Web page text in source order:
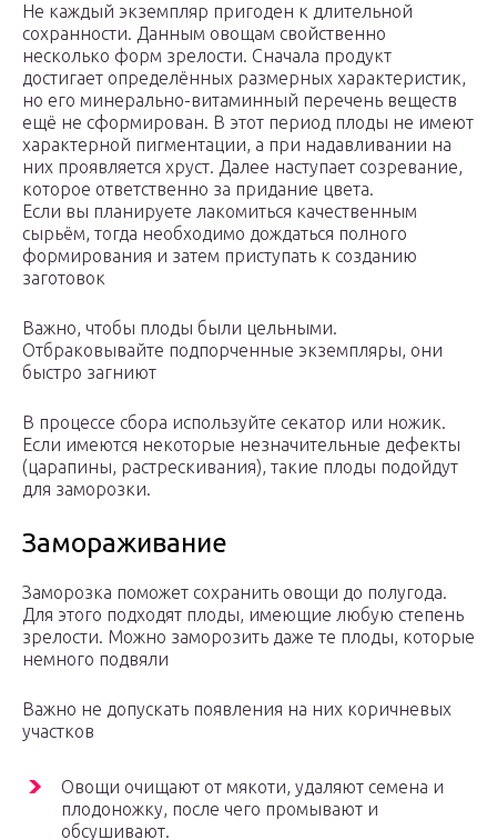
Не каждый экземпляр пригоден к длительной
сохранности. Данным овощам свойственно
несколько форм зрелости. Сначала продукт
достигает определённых размерных характеристик,
но его минерально-витаминный перечень веществ
ещё не сформирован. В этот период плоды не имеют
характерной пигментации, а при надавливании на
них проявляется хруст. Далее наступает созревание,
которое ответственно за придание цвета.
Если вы планируете лакомиться качественным
сырьём, тогда необходимо дождаться полного
формирования и затем приступать к созданию
заготовок
Важно, чтобы плоды были цельными.
Отбраковывайте подпорченные экземпляры, они
быстро загниют
В процессе сбора используйте секатор или ножик.
Если имеются некоторые незначительные дефекты
(царапины, растрескивания), такие плоды подойдут
для заморозки.
Замораживание
Заморозка поможет сохранить овощи до полугода.
Для этого подходят плоды, имеющие любую степень
зрелости. Можно заморозить даже те плоды, которые
немного подвяли
Важно не допускать появления на них коричневых
участков
Овощи очищают от мякоти, удаляют семена и
плодоножку, после чего промывают и
обсушивают.